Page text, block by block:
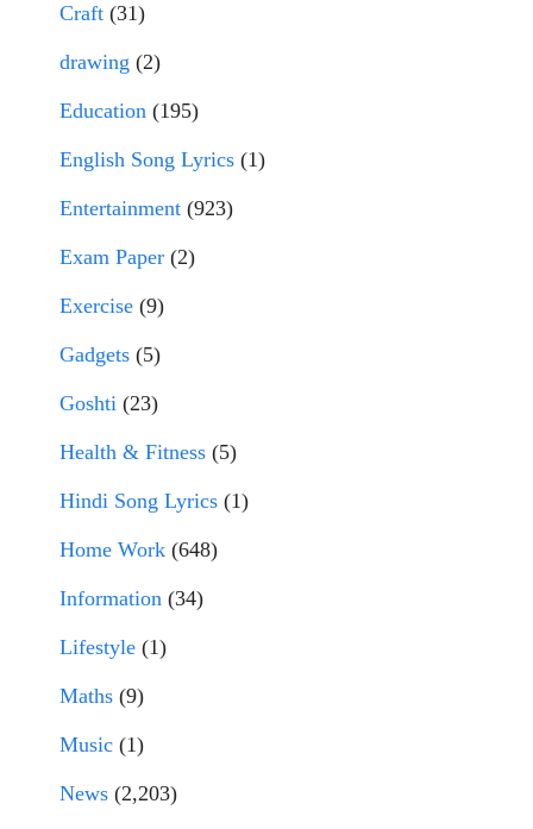
Craft (31)
drawing (2)
Education (195)
English Song Lyrics (1)
Entertainment (923)
Exam Paper (2)
Exercise (9)
Gadgets (5)
Goshti (23)
Health & Fitness (5)
Hindi Song Lyrics (1)
Home Work (648)
Information (34)
Lifestyle (1)
Maths (9)
Music (1)
News (2,203)